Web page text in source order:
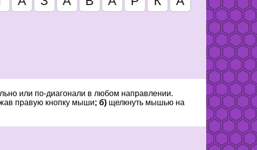
или по-диагонали в любом направлении.
правую кнопку мыши; б)щелкнуть мышью на